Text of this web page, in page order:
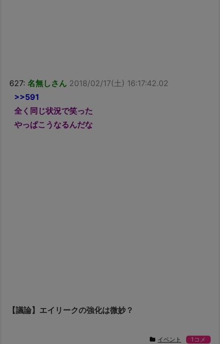
627: 名無しさん 2018/02/17(土) 16:17:42.02
>>591
全く同じ状況で笑った
やっぱこうなるんだな
【議論】エイリークの強化は微妙？
イベント 1コメ